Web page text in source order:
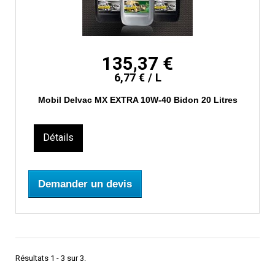
135,37 €
6,77 € / L
Mobil Delvac MX EXTRA 10W-40 Bidon 20 Litres
Détails
Demander un devis
Résultats 1 - 3 sur 3.